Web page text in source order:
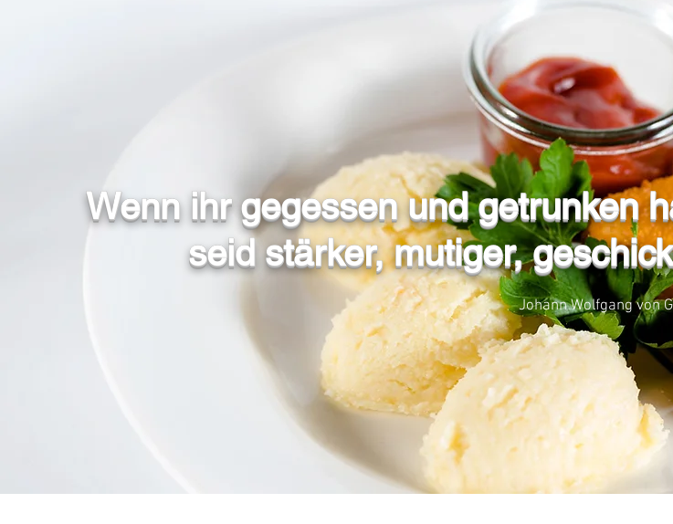
Wenn ihr gegessen und getrunken
seid stärker, mutiger,
Johann Wolfgang von